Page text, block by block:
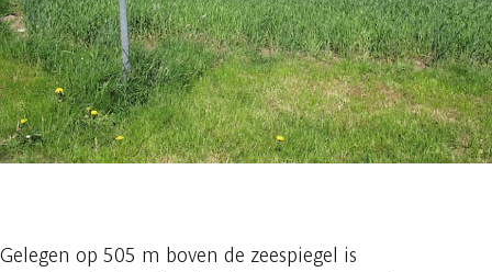
Gelegen op 505 m boven de zeespiegel is